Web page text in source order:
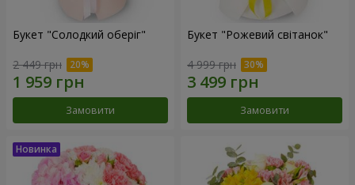
Букет "Солодкий оберіг"
2 449 грн
Замовити
Букет "Рожевий світанок"
4 999 грн
Замовити